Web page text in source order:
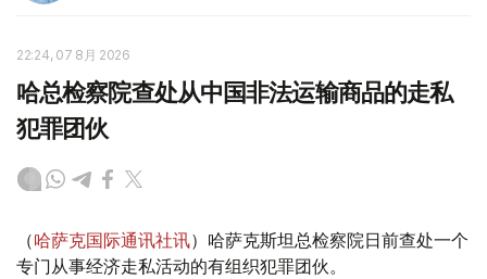
22:24, 07 8月 2026
哈总检察院查处从中国非法运输商品的走私
犯罪团伙
（哈萨克国际通讯社讯）哈萨克斯坦总检察院日前查处一个
专门从事经济走私活动的有组织犯罪团伙。